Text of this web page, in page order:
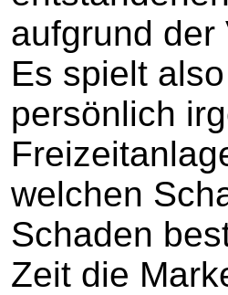
aufgrund der
Es spielt
persönlich
welchen
Schaden
Zeit die